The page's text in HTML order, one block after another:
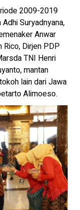
2009-2019
Suryadnyana,
Anwar
Dirjen PDP
TNI Henri
mantan
lain dari Jawa
Alimoeso.